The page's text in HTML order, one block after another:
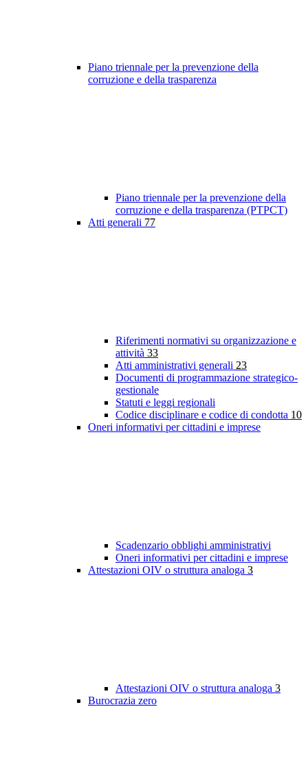
Piano triennale per la prevenzione della
corruzione e della trasparenza
Piano triennale per la prevenzione della
corruzione e della trasparenza (PTPCT)
Atti generali 77
Riferimenti normativi su organizzazione e
attività 33
Atti amministrativi generali 23
Documenti di programmazione strategico-
gestionale
Statuti e leggi regionali
Codice disciplinare e codice di condotta 10
Oneri informativi per cittadini e imprese
Scadenzario obblighi amministrativi
Oneri informativi per cittadini e imprese
Attestazioni OIV o struttura analoga 3
Attestazioni OIV o struttura analoga 3
Burocrazia zero